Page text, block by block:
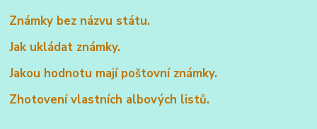
Známky bez názvu státu.
Jak ukládat známky.
Jakou hodnotu mají poštovní známky.
Zhotovení vlastních albových listů.